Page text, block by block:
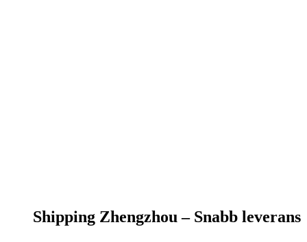
Shipping Zhengzhou – Snabb leverans